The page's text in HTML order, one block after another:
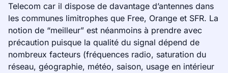
Telecom car il dispose de davantage d’antennes dans
les communes limitrophes que Free, Orange et SFR. La
notion de “meilleur” est néanmoins à prendre avec
précaution puisque la qualité du signal dépend de
nombreux facteurs (fréquences radio, saturation du
réseau, géographie, météo, saison, usage en intérieur